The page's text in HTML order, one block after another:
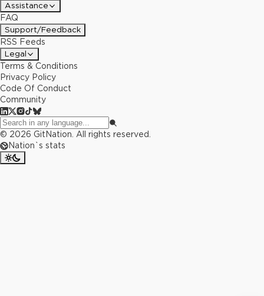
Assistance
FAQ
Support/Feedback
RSS Feeds
Legal
Terms & Conditions
Privacy Policy
Code Of Conduct
Community
© 2026 GitNation. All rights reserved.
Nation`s stats